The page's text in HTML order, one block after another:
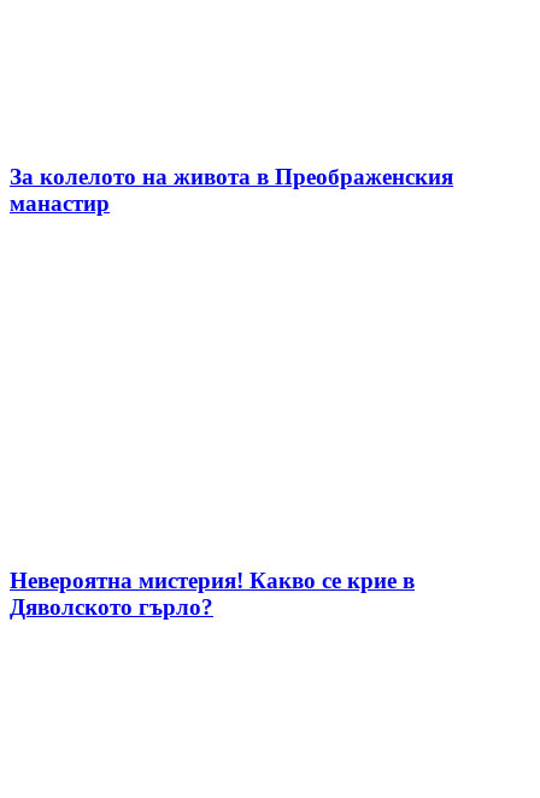
За колелото на живота в Преображенския
манастир
Невероятна мистерия! Какво се крие в
Дяволското гърло?